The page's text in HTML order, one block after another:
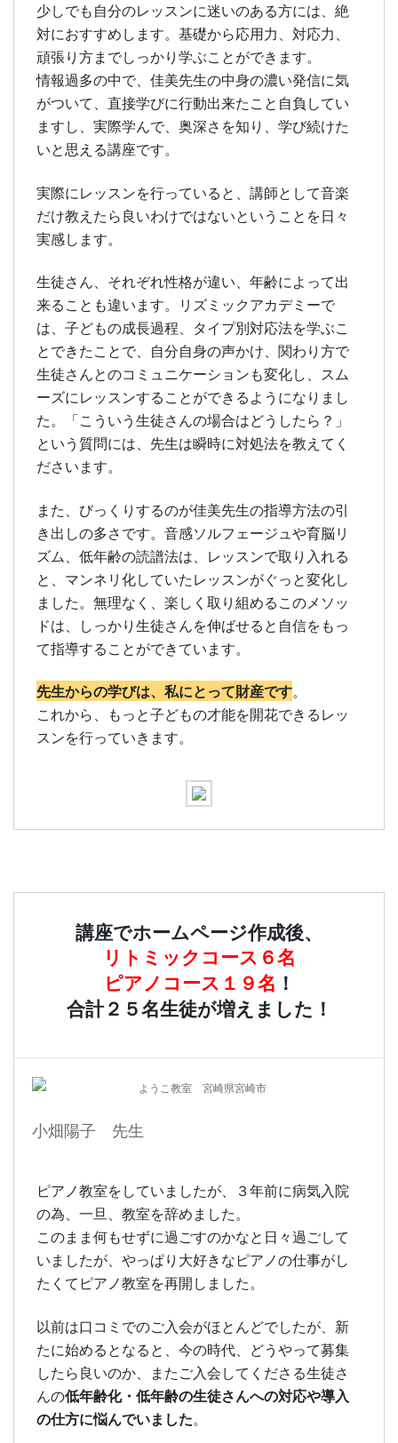
少しでも自分のレッスンに迷いのある方には、絶
対におすすめします。基礎から応用力、対応力、
頑張り方までしっかり学ぶことができます。
情報過多の中で、佳美先生の中身の濃い発信に気
がついて、直接学びに行動出来たこと自負してい
ますし、実際学んで、奥深さを知り、学び続けた
いと思える講座です。
実際にレッスンを行っていると、講師として音楽
だけ教えたら良いわけではないということを日々
実感します。
生徒さん、それぞれ性格が違い、年齢によって出
来ることも違います。リズミックアカデミーで
は、子どもの成長過程、タイプ別対応法を学ぶこ
とできたことで、自分自身の声かけ、関わり方で
生徒さんとのコミュニケーションも変化し、スム
ーズにレッスンすることができるようになりまし
た。「こういう生徒さんの場合はどうしたら？」
という質問には、先生は瞬時に対処法を教えてく
ださいます。
また、びっくりするのが佳美先生の指導方法の引
き出しの多さです。音感ソルフェージュや育脳リ
ズム、低年齢の読譜法は、レッスンで取り入れる
と、マンネリ化していたレッスンがぐっと変化し
ました。無理なく、楽しく取り組めるこのメソッ
ドは、しっかり生徒さんを伸ばせると自信をもっ
て指導することができています。
先生からの学びは、私にとって財産です。
これから、もっと子どもの才能を開花できるレッ
スンを行っていきます。
講座でホームページ作成後、
リトミックコース６名
ピアノコース１９名 ！
合計２５名生徒が増えました！
ようこ教室 宮崎県宮崎市
小畑陽子 先生
ピアノ教室をしていましたが、３年前に病気入院
の為、一旦、教室を辞めました。
このまま何もせずに過ごすのかなと日々過ごして
いましたが、やっぱり大好きなピアノの仕事がし
たくてピアノ教室を再開しました。
以前は口コミでのご入会がほとんどでしたが、新
たに始めるとなると、今の時代、どうやって募集
したら良いのか、またご入会してくださる生徒さ
んの低年齢化・低年齢の生徒さんへの対応や導入
の仕方に悩んでいました。